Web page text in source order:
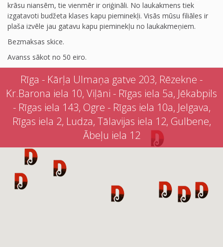
krāsu niansēm, tie vienmēr ir oriģināli. No laukakmens tiek
izgatavoti budžeta klases kapu pieminekļi. Visās mūsu filiāles ir
plaša izvēle jau gatavu kapu pieminekļu no laukakmeņiem.
Bezmaksas skice.
Avanss sākot no 50 eiro.
Rīga - Kārļa Ulmaņa gatve 203, Rēzekne -
Kr.Barona iela 10, Viļāni - Rīgas iela 5a, Jēkabpils
- Rīgas iela 143, Ogre - Rīgas iela 10a, Jelgava,
Rīgas iela 2, Ludza, Tālavijas iela 12, Gulbene,
Ābeļu iela 12